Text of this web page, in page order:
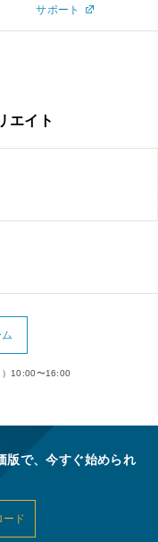
サポート
エイト
）10:00〜16:00
版で、今すぐ始められ
ード